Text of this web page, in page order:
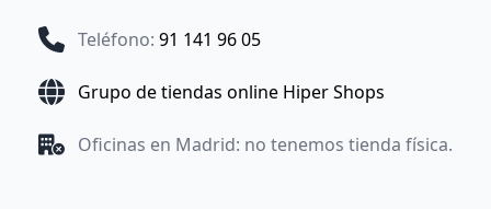
Teléfono: 91 141 96 05
Grupo de tiendas online Hiper Shops
Oficinas en Madrid: no tenemos tienda física.